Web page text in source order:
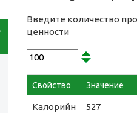
Введите количество
ценности
Свойство Значение
Калорийн
527